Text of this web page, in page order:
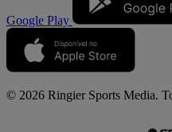
Google Play
© 2026 Ringier Sports Media.